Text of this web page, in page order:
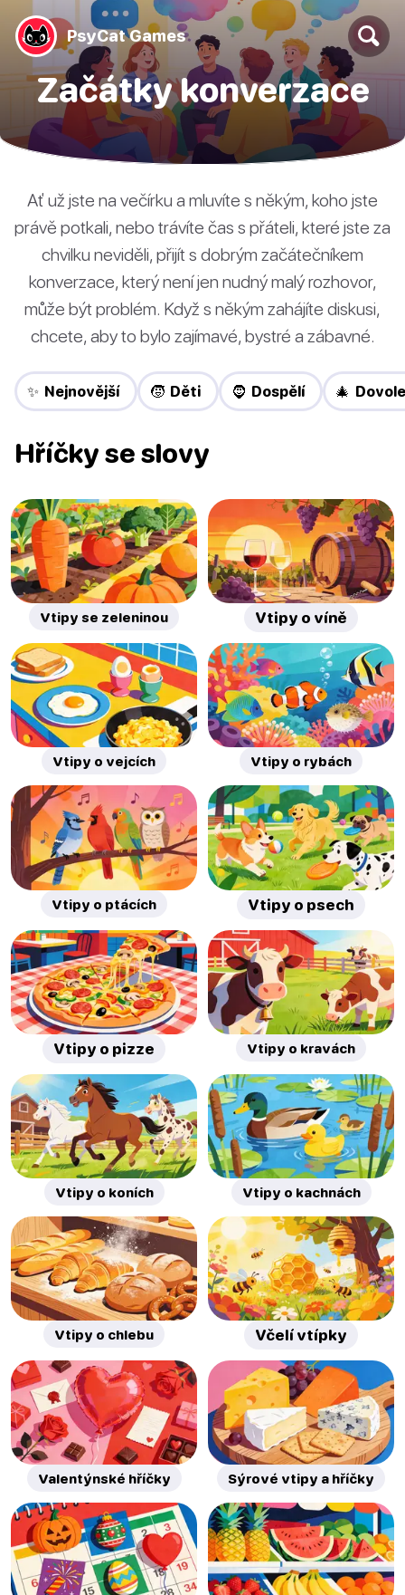
PsyCat Games
Začátky konverzace
Ať už jste na večírku a mluvíte s někým, koho jste
právě potkali, nebo trávíte čas s přáteli, které jste za
chvilku neviděli, přijít s dobrým začátečníkem
konverzace, který není jen nudný malý rozhovor,
může být problém. Když s někým zahájíte diskusi,
chcete, aby to bylo zajímavé, bystré a zábavné.
✨ Nejnovější 🧒 Děti 🧔 Dospělí 🎄
Hříčky se slovy
Vtipy se zeleninou Vtipy o víně
Vtipy o vejcích Vtipy o rybách
Vtipy o ptácích Vtipy o psech
Vtipy o pizze Vtipy o kravách
Vtipy o koních Vtipy o kachnách
Vtipy o chlebu Včelí vtípky
Valentýnské hříčky Sýrové vtipy a hříčky